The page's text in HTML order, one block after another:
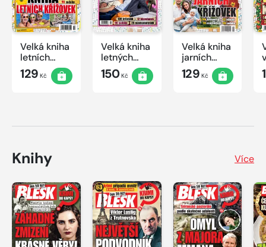
Velká kniha
letních
křížovek
2026
129 Kč
Velká kniha
letných
krížoviek s
TV JOJ
150Kč
Velká kniha
jarních
křížovek
2026
129 Kč
Knihy Více